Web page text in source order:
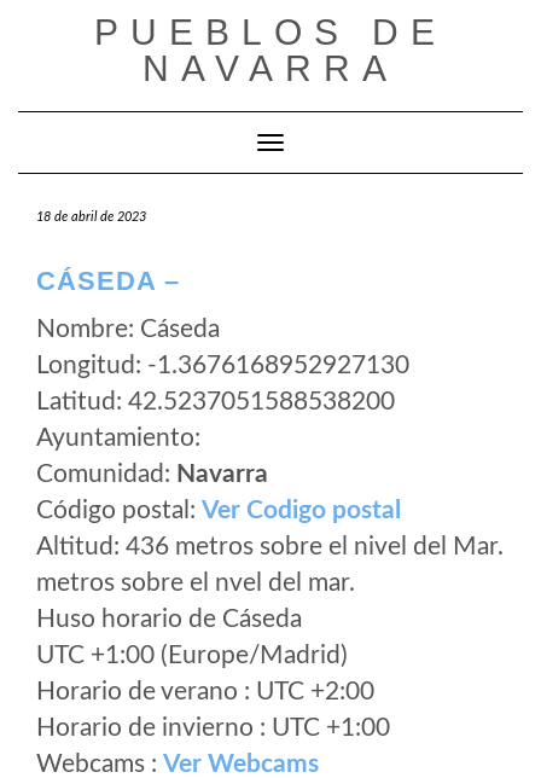
PUEBLOS DE
NAVARRA
Cambiar modo de navegación
18 de abril de 2023
CÁSEDA –
Nombre: Cáseda
Longitud: -1.3676168952927130
Latitud: 42.5237051588538200
Ayuntamiento:
Comunidad: Navarra
Código postal: Ver Codigo postal
Altitud: 436 metros sobre el nivel del Mar.
metros sobre el nvel del mar.
Huso horario de Cáseda
UTC +1:00 (Europe/Madrid)
Horario de verano : UTC +2:00
Horario de invierno : UTC +1:00
Webcams : Ver Webcams